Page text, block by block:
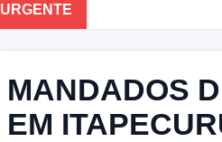
URGENTE
MANDADOS
EM